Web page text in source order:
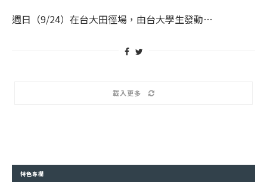
週日（9/24）在台大田徑場，由台大學生發動…
載入更多
特色專欄